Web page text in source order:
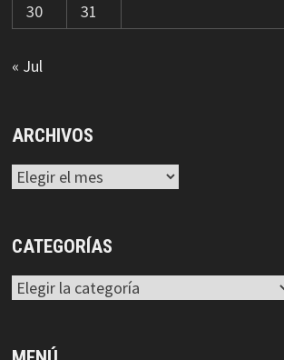
30
31
« Jul
ARCHIVOS
Archivos
CATEGORÍAS
Categorías